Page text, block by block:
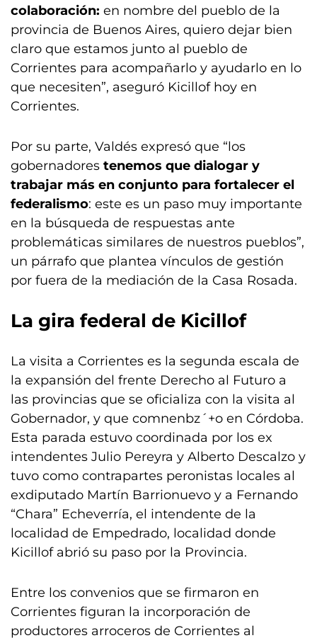
colaboración: en nombre del pueblo de la
provincia de Buenos Aires, quiero dejar bien
claro que estamos junto al pueblo de
Corrientes para acompañarlo y ayudarlo en lo
que necesiten”, aseguró Kicillof hoy en
Corrientes.
Por su parte, Valdés expresó que “los
gobernadores tenemos que dialogar y
trabajar más en conjunto para fortalecer el
federalismo: este es un paso muy importante
en la búsqueda de respuestas ante
problemáticas similares de nuestros pueblos”,
un párrafo que plantea vínculos de gestión
por fuera de la mediación de la Casa Rosada.
La gira federal de Kicillof
La visita a Corrientes es la segunda escala de
la expansión del frente Derecho al Futuro a
las provincias que se oficializa con la visita al
Gobernador, y que comnenbz´+o en Córdoba.
Esta parada estuvo coordinada por los ex
intendentes Julio Pereyra y Alberto Descalzo y
tuvo como contrapartes peronistas locales al
exdiputado Martín Barrionuevo y a Fernando
“Chara” Echeverría, el intendente de la
localidad de Empedrado, localidad donde
Kicillof abrió su paso por la Provincia.
Entre los convenios que se firmaron en
Corrientes figuran la incorporación de
productores arroceros de Corrientes al